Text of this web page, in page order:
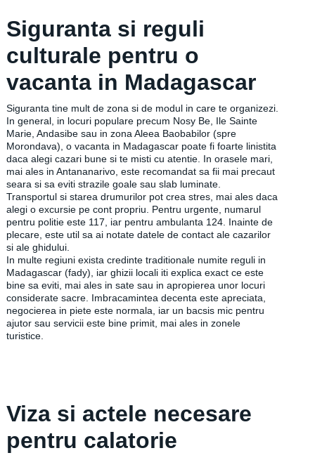
Siguranta si reguli
culturale pentru o
vacanta in Madagascar
Siguranta tine mult de zona si de modul in care te organizezi.
In general, in locuri populare precum Nosy Be, Ile Sainte
Marie, Andasibe sau in zona Aleea Baobabilor (spre
Morondava), o vacanta in Madagascar poate fi foarte linistita
daca alegi cazari bune si te misti cu atentie. In orasele mari,
mai ales in Antananarivo, este recomandat sa fii mai precaut
seara si sa eviti strazile goale sau slab luminate.
Transportul si starea drumurilor pot crea stres, mai ales daca
alegi o excursie pe cont propriu. Pentru urgente, numarul
pentru politie este 117, iar pentru ambulanta 124. Inainte de
plecare, este util sa ai notate datele de contact ale cazarilor
si ale ghidului.
In multe regiuni exista credinte traditionale numite reguli in
Madagascar (fady), iar ghizii locali iti explica exact ce este
bine sa eviti, mai ales in sate sau in apropierea unor locuri
considerate sacre. Imbracamintea decenta este apreciata,
negocierea in piete este normala, iar un bacsis mic pentru
ajutor sau servicii este bine primit, mai ales in zonele
turistice.
Viza si actele necesare
pentru calatorie